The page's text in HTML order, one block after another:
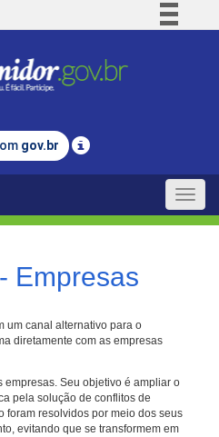
Comunica BR
Legislação
gov.br
Toggle
Empresas
um canal alternativo para o
diretamente com as empresas
empresas. Seu objetivo é ampliar o
pela solução de conflitos de
foram resolvidos por meio dos seus
evitando que se transformem em